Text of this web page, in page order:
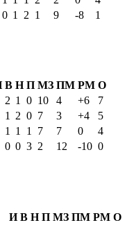
0 1 2 1 9 -8
1
В Н П МЗ ПМ РМ О
2 1 0 10 4 +6
7
1 2 0 7 3 +4
5
1 1 1 7 7 0
4
0 0 3 2 12 -10 0
И В Н П МЗ ПМ РМ О